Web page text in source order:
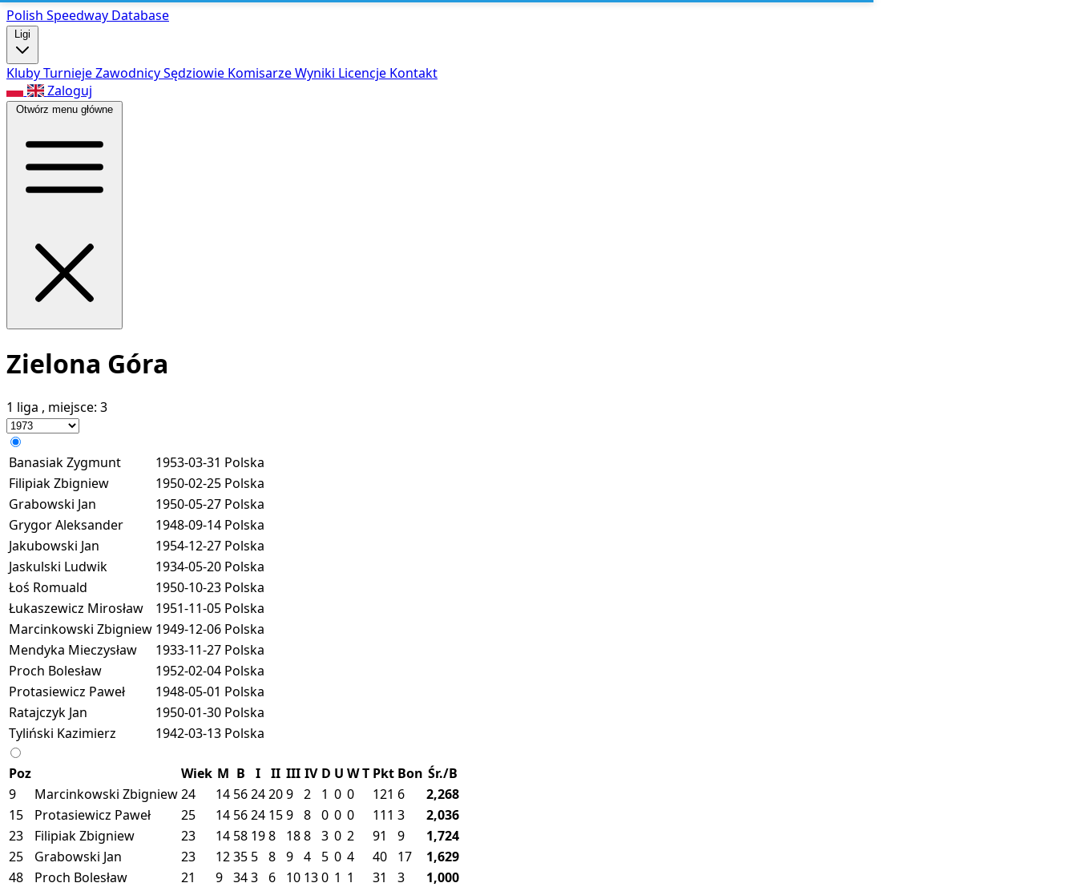
Polish Speedway Database
Ligi
KlubyTurniejeZawodnicySędziowie KomisarzeWyniki Licencje Kontakt
Zaloguj
Otwórz menu główne
Zielona Góra
1 liga , miejsce: 3
Banasiak Zygmunt 1953-03-31 Polska
Filipiak Zbigniew
1950-02-25 Polska
Grabowski Jan
1950-05-27 Polska
Grygor Aleksander
1948-09-14 Polska
Jakubowski Jan
1954-12-27 Polska
Jaskulski Ludwik
1934-05-20 Polska
Łoś Romuald
1950-10-23 Polska
Łukaszewicz Mirosław
1951-11-05 Polska
Marcinkowski Zbigniew 1949-12-06 Polska
Mendyka Mieczysław
1933-11-27 Polska
Proch Bolesław
1952-02-04 Polska
Protasiewicz Paweł
1948-05-01 Polska
Ratajczyk Jan
1950-01-30 Polska
Tyliński Kazimierz
1942-03-13 Polska
Poz Wiek M B I II III IV D U WT Pkt Bon Śr./B
9
Marcinkowski Zbigniew24 14 5624209 2 1 0 0 121 6
2,268
15
Protasiewicz Paweł 25 14 5624 159 8 0 0 0 111 3
2,036
23
Filipiak Zbigniew 23 14 58 198 188 3 0 2 91 9
1,724
25
Grabowski Jan 23 1235 5 8 9 4 5 0 4 40 17
1,629
48
Proch Bolesław 21 9 343 6 10 130 1 1 31 3
1,000